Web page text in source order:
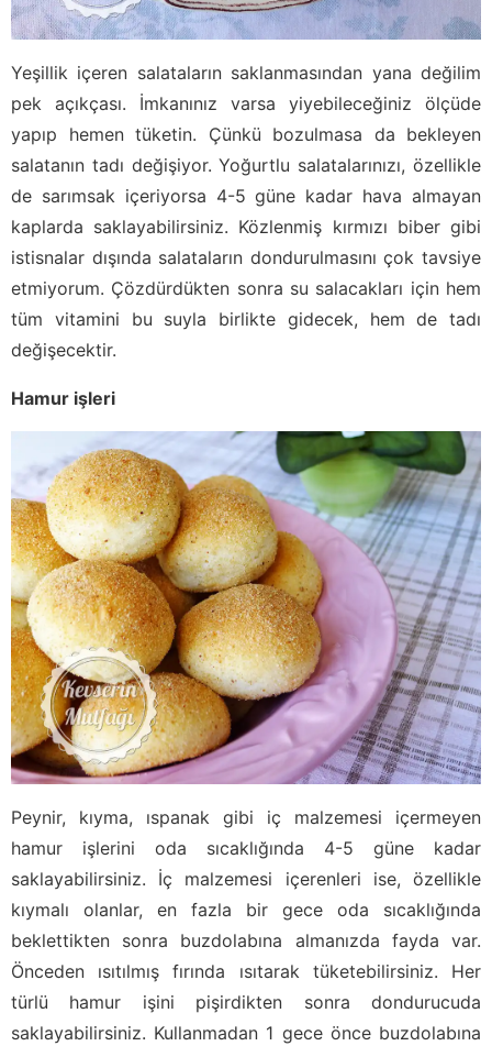
Yeşillik içeren salataların saklanmasından yana değilim
pek açıkçası. İmkanınız varsa yiyebileceğiniz ölçüde
yapıp hemen tüketin. Çünkü bozulmasa da bekleyen
salatanın tadı değişiyor. Yoğurtlu salatalarınızı, özellikle
de sarımsak içeriyorsa 4-5 güne kadar hava almayan
kaplarda saklayabilirsiniz. Közlenmiş kırmızı biber gibi
istisnalar dışında salataların dondurulmasını çok tavsiye
etmiyorum. Çözdürdükten sonra su salacakları için hem
tüm vitamini bu suyla birlikte gidecek, hem de tadı
değişecektir.
Hamur işleri
Peynir, kıyma, ıspanak gibi iç malzemesi içermeyen
hamur işlerini oda sıcaklığında 4-5 güne kadar
saklayabilirsiniz. İç malzemesi içerenleri ise, özellikle
kıymalı olanlar, en fazla bir gece oda sıcaklığında
beklettikten sonra buzdolabına almanızda fayda var.
Önceden ısıtılmış fırında ısıtarak tüketebilirsiniz. Her
türlü hamur işini pişirdikten sonra dondurucuda
saklayabilirsiniz. Kullanmadan 1 gece önce buzdolabına